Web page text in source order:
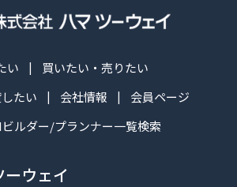
い
買いたい・売りたい
たい
会社情報
会員ページ
ルダー/プランナー一覧検索
ウェイ